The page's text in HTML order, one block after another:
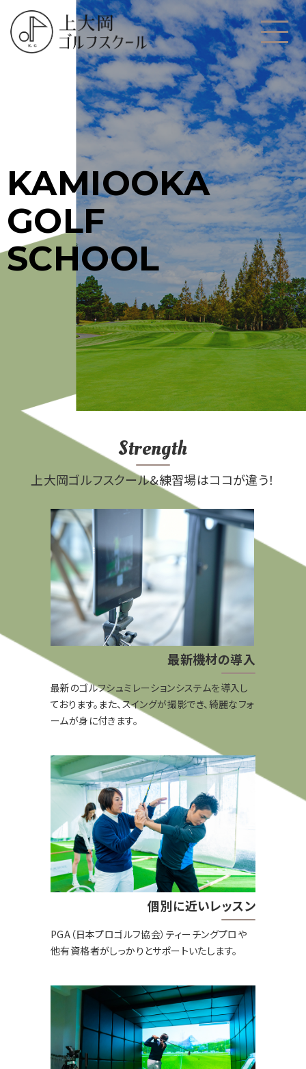
KAMIOOKA
GOLF
SCHOOL
Strength
上大岡ゴルフスクール&練習場はココが違う！
最新機材の導入
最新のゴルフシュミレーションシステムを導入し
ております。また、スイングが撮影でき、綺麗なフォ
ームが身に付きます。
個別に近いレッスン
PGA（日本プロゴルフ協会）ティーチングプロや
他有資格者がしっかりとサポートいたします。